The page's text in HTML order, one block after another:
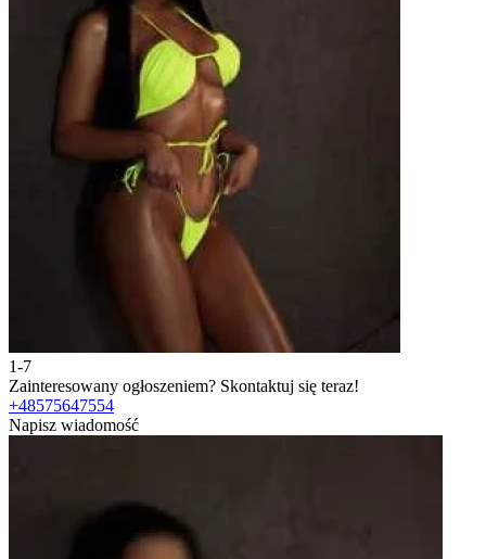
1-7
Zainteresowany ogłoszeniem? Skontaktuj się teraz!
+48575647554
Napisz wiadomość